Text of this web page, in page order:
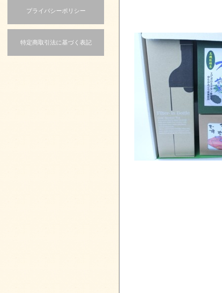
プライバシーポリシー
特定商取引法に基づく表記